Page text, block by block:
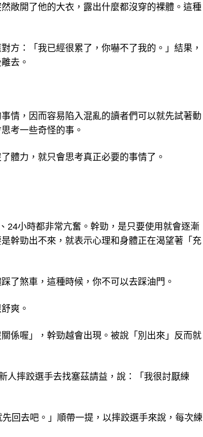
敞開了他的大衣，露出什麼都沒穿的裸體。這種
方：「我已經很累了，你嚇不了我的。」結果，
去。
情，因而容易陷入混亂的讀者們可以就先試著動
考一些奇怪的事。
體力，就只會思考真正必要的事情了。
24小時都非常亢奮。幹勁，是只要使用就會逐漸
幹勁出不來，就表示心理和身體正在渴望著「充
了煞車，這種時候，你不可以去踩油門。
爽。
係喔」，幹勁越會出現。被說「別出來」反而就
人摔跤選手去找塞茲請益，說：「我很討厭練
回去吧。」順帶一提，以摔跤選手來說，每次練